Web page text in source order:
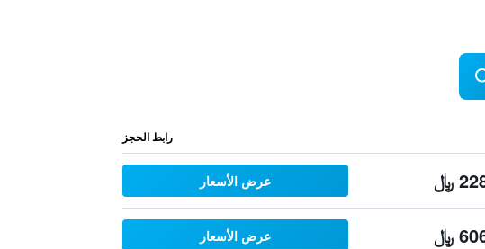
رابط الحجز
﷼ عرض الأسعار
﷼ عرض الأسعار